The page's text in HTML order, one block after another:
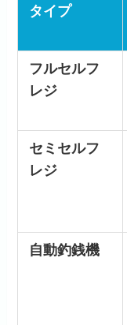
タイプ
フルセルフ
レジ
セミセルフ
レジ
自動釣銭機